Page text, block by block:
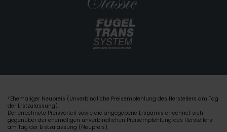
1 Ehemaliger Neupreis (Unverbindliche Preisempfehlung des Herstellers am Tag
der Erstzulassung).
Der errechnete Preisvorteil sowie die angegebene Ersparnis errechnet sich
gegenüber der ehemaligen unverbindlichen Preisempfehlung des Herstellers
am Tag der Erstzulassung (Neupreis).